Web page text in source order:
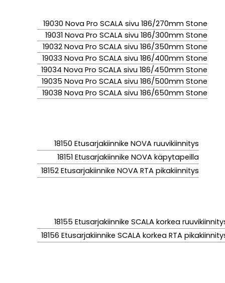
19030 Nova Pro SCALA sivu 186/270mm Stone
19031 Nova Pro SCALA sivu 186/300mm Stone
19032 Nova Pro SCALA sivu 186/350mm Stone
19033 Nova Pro SCALA sivu 186/400mm Stone
19034 Nova Pro SCALA sivu 186/450mm Stone
19035 Nova Pro SCALA sivu 186/500mm Stone
19038 Nova Pro SCALA sivu 186/650mm Stone
18150 Etusarjakiinnike NOVA ruuvikiinnitys
18151 Etusarjakiinnike NOVA käpytapeilla
18152 Etusarjakiinnike NOVA RTA pikakiinnitys
18155 Etusarjakiinnike SCALA korkea
18156 Etusarjakiinnike SCALA korkea RTA